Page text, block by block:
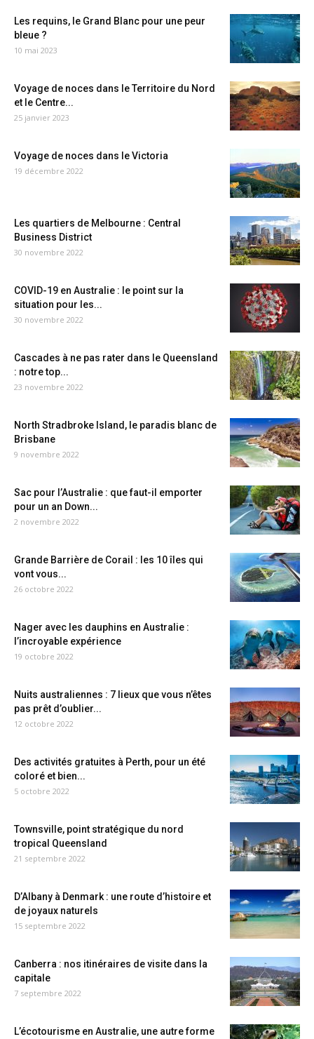
Les requins, le Grand Blanc pour une peur
bleue ?
10 mai 2023
Voyage de noces dans le Territoire du Nord
et le Centre...
25 janvier 2023
Voyage de noces dans le Victoria
19 décembre 2022
Les quartiers de Melbourne : Central
Business District
30 novembre 2022
COVID-19 en Australie : le point sur la
situation pour les...
30 novembre 2022
Cascades à ne pas rater dans le Queensland
: notre top...
23 novembre 2022
North Stradbroke Island, le paradis blanc de
Brisbane
9 novembre 2022
Sac pour l’Australie : que faut-il emporter
pour un an Down...
2 novembre 2022
Grande Barrière de Corail : les 10 îles qui
vont vous...
26 octobre 2022
Nager avec les dauphins en Australie :
l’incroyable expérience
19 octobre 2022
Nuits australiennes : 7 lieux que vous n’êtes
pas prêt d’oublier...
12 octobre 2022
Des activités gratuites à Perth, pour un été
coloré et bien...
5 octobre 2022
Townsville, point stratégique du nord
tropical Queensland
21 septembre 2022
D’Albany à Denmark : une route d’histoire et
de joyaux naturels
15 septembre 2022
Canberra : nos itinéraires de visite dans la
capitale
7 septembre 2022
L’écotourisme en Australie, une autre forme